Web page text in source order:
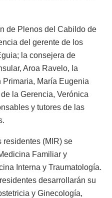
de Plenos del Cabildo de
del gerente de los
la consejera de
Aroa Ravelo, la
María Eugenia
la Gerencia, Verónica
y tutores de las
residentes (MIR) se
Familiar y
Interna y Traumatología.
desarrollarán su
y Ginecología,